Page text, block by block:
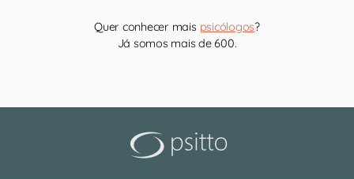
Quer conhecer mais psicólogos?
Já somos mais de 600.